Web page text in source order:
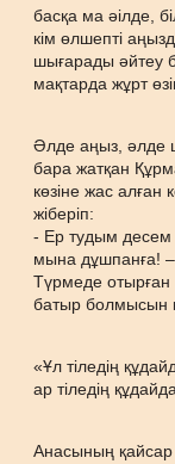
басқа ма әілде,
кім өлшепті
шығарады әйтеу
мақтарда жұрт
Әлде аңыз, әлде
бара жатқан
көзіне жас
жіберіп:
- Ер тудым десем
мына дұшпанға! –
Түрмеде отырған
батыр болмысын
«Ұл тіледің
ар тіледің
Анасының қайсар